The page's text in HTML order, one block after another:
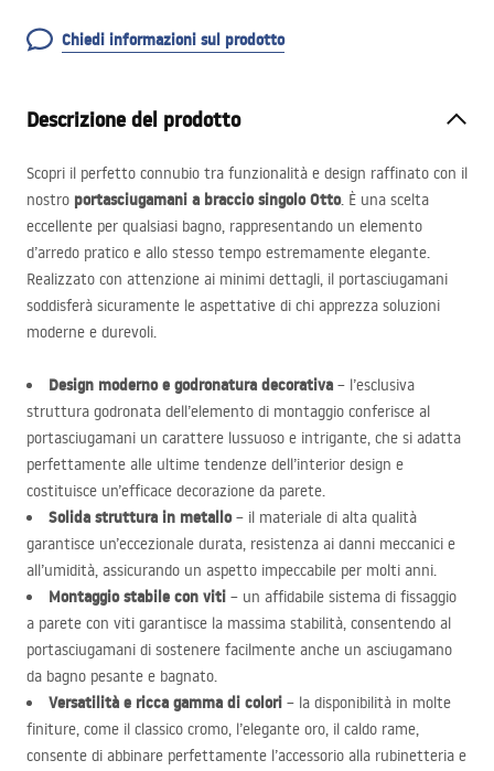
Chiedi informazioni sul prodotto
Descrizione del prodotto
Scopri il perfetto connubio tra funzionalità e design raffinato con il
nostro portasciugamani a braccio singolo Otto. È una scelta
eccellente per qualsiasi bagno, rappresentando un elemento
d’arredo pratico e allo stesso tempo estremamente elegante.
Realizzato con attenzione ai minimi dettagli, il portasciugamani
soddisferà sicuramente le aspettative di chi apprezza soluzioni
moderne e durevoli.
Design moderno e godronatura decorativa – l’esclusiva
struttura godronata dell’elemento di montaggio conferisce al
portasciugamani un carattere lussuoso e intrigante, che si adatta
perfettamente alle ultime tendenze dell’interior design e
costituisce un’efficace decorazione da parete.
Solida struttura in metallo– il materiale di alta qualità
garantisce un’eccezionale durata, resistenza ai danni meccanici e
all’umidità, assicurando un aspetto impeccabile per molti anni.
Montaggio stabile con viti – un affidabile sistema di fissaggio
a parete con viti garantisce la massima stabilità, consentendo al
portasciugamani di sostenere facilmente anche un asciugamano
da bagno pesante e bagnato.
Versatilità e ricca gamma di colori – la disponibilità in molte
finiture, come il classico cromo, l’elegante oro, il caldo rame,
consente di abbinare perfettamente l’accessorio alla rubinetteria e